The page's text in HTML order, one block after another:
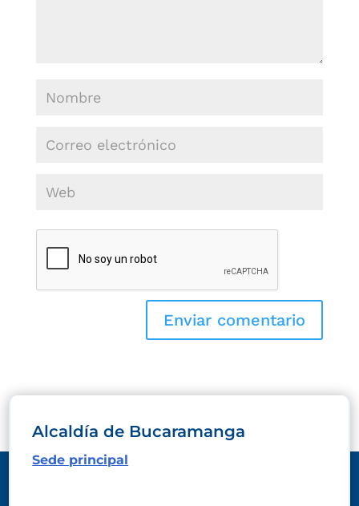
Alcaldía de Bucaramanga
Sede principal